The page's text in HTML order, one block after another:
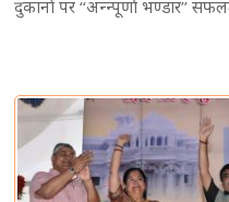
दुकानों पर ‘‘अन्न्पूर्णा भण्डार’’